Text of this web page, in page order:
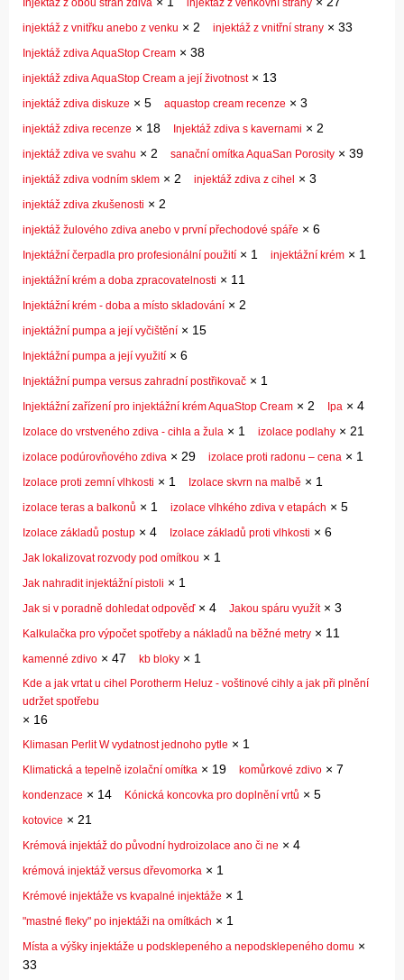
injektáž z vnitřku anebo z venku × 2 injektáž z vnitřní strany × 33
Injektáž zdiva AquaStop Cream × 38
injektáž zdiva AquaStop Cream a její životnost× 13
injektáž zdiva diskuze × 5 aquastop cream recenze × 3
injektáž zdiva recenze × 18 Injektáž zdiva s kavernami × 2
injektáž zdiva ve svahu × 2 sanační omítka AquaSan Porosity × 39
injektáž zdiva vodním sklem × 2 injektáž zdiva z cihel × 3
injektáž zdiva zkušenosti × 2
injektáž žulového zdiva anebo v první přechodové spáře × 6
Injektážní čerpadla pro profesionální použití × 1 injektážní krém × 1
injektážní krém a doba zpracovatelnosti × 11
Injektážní krém - doba a místo skladování × 2
injektážní pumpa a její vyčištění × 15
Injektážní pumpa a její využití × 6
Injektážní pumpa versus zahradní postřikovač × 1
Injektážní zařízení pro injektážní krém AquaStop Cream × 2 Ipa × 4
Izolace do vrstveného zdiva - cihla a žula × 1 izolace podlahy × 21
izolace podúrovňového zdiva × 29 izolace proti radonu – cena × 1
Izolace proti zemní vlhkosti × 1 Izolace skvrn na malbě × 1
izolace teras a balkonů × 1 izolace vlhkého zdiva v etapách × 5
Izolace základů postup × 4 Izolace základů proti vlhkosti × 6
Jak lokalizovat rozvody pod omítkou × 1
Jak nahradit injektážní pistoli × 1
Jak si v poradně dohledat odpověď× 4 Jakou spáru využít× 3
Kalkulačka pro výpočet spotřeby a nákladů na běžné metry × 11
kamenné zdivo × 47 kb bloky × 1
Kde a jak vrtat u cihel Porotherm Heluz - voštinové cihly a jak při plnění
udržet spotřebu
× 16
Klimasan Perlit W vydatnost jednoho pytle × 1
Klimatická a tepelně izolační omítka × 19 komůrkové zdivo × 7
kondenzace × 14 Kónická koncovka pro doplnění vrtů × 5
kotovice × 21
Krémová injektáž do původní hydroizolace ano či ne × 4
krémová injektáž versus dřevomorka × 1
Krémové injektáže vs kvapalné injektáže × 1
"mastné fleky" po injektáži na omítkách × 1
Místa a výšky injektáže u podsklepeného a nepodsklepeného domu ×
33